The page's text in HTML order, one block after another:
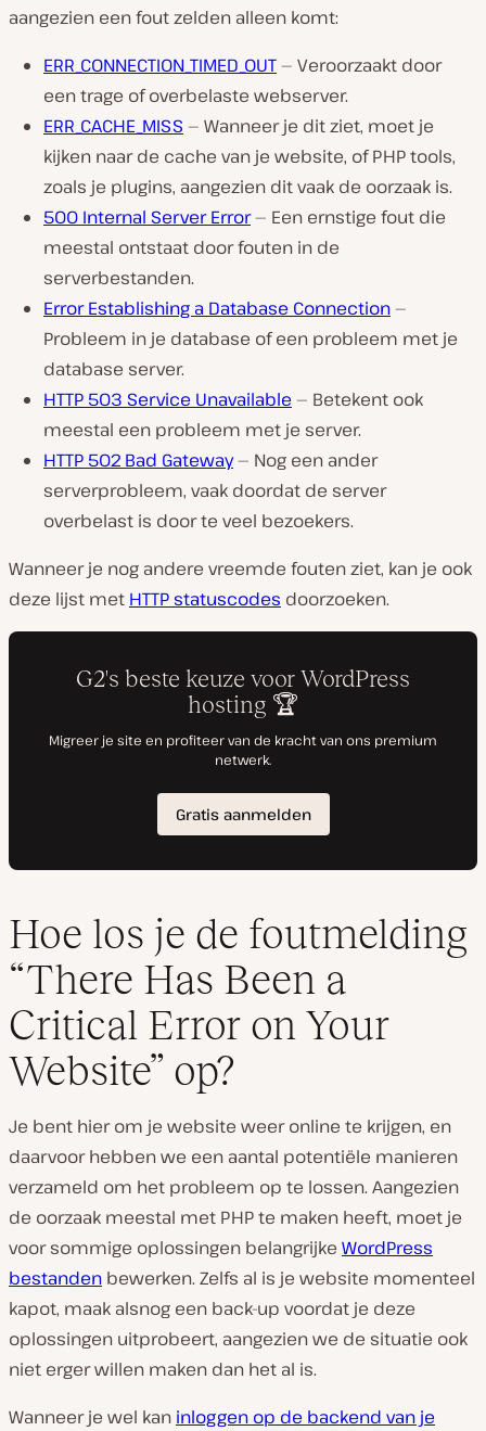
aangezien een fout zelden alleen komt:
ERR_CONNECTION_TIMED_OUT— Veroorzaakt door
een trage of overbelaste webserver.
ERR_CACHE_MISS — Wanneer je dit ziet, moet je
kijken naar de cache van je website, of PHP tools,
zoals je plugins, aangezien dit vaak de oorzaak is.
500 Internal Server Error— Een ernstige fout die
meestal ontstaat door fouten in de
serverbestanden.
Error Establishing a Database Connection—
Probleem in je database of een probleem met je
database server.
HTTP 503 Service Unavailable — Betekent ook
meestal een probleem met je server.
HTTP 502 Bad Gateway— Nog een ander
serverprobleem, vaak doordat de server
overbelast is door te veel bezoekers.
Wanneer je nog andere vreemde fouten ziet, kan je ook
deze lijst met HTTP statuscodes doorzoeken.
Hoe los je de foutmelding
“There Has Been a
Critical Error on Your
Website” op?
Je bent hier om je website weer online te krijgen, en
daarvoor hebben we een aantal potentiële manieren
verzameld om het probleem op te lossen. Aangezien
de oorzaak meestal met PHP te maken heeft, moet je
voor sommige oplossingen belangrijke WordPress
bestanden bewerken. Zelfs al is je website momenteel
kapot, maak alsnog een back-up voordat je deze
oplossingen uitprobeert, aangezien we de situatie ook
niet erger willen maken dan het al is.
Wanneer je wel kan inloggen op de backend van je